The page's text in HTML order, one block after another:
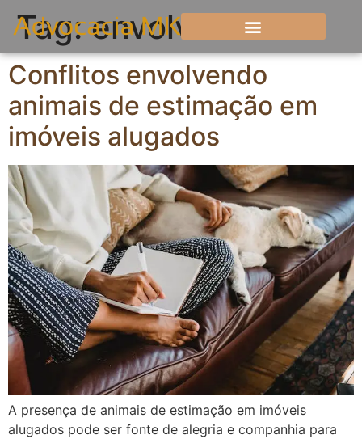
Tag:envolvendo
Conflitos envolvendo
animais de estimação em
imóveis alugados
A presença de animais de estimação em imóveis
alugados pode ser fonte de alegria e companhia para